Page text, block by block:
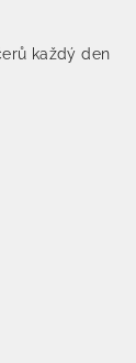
každý den